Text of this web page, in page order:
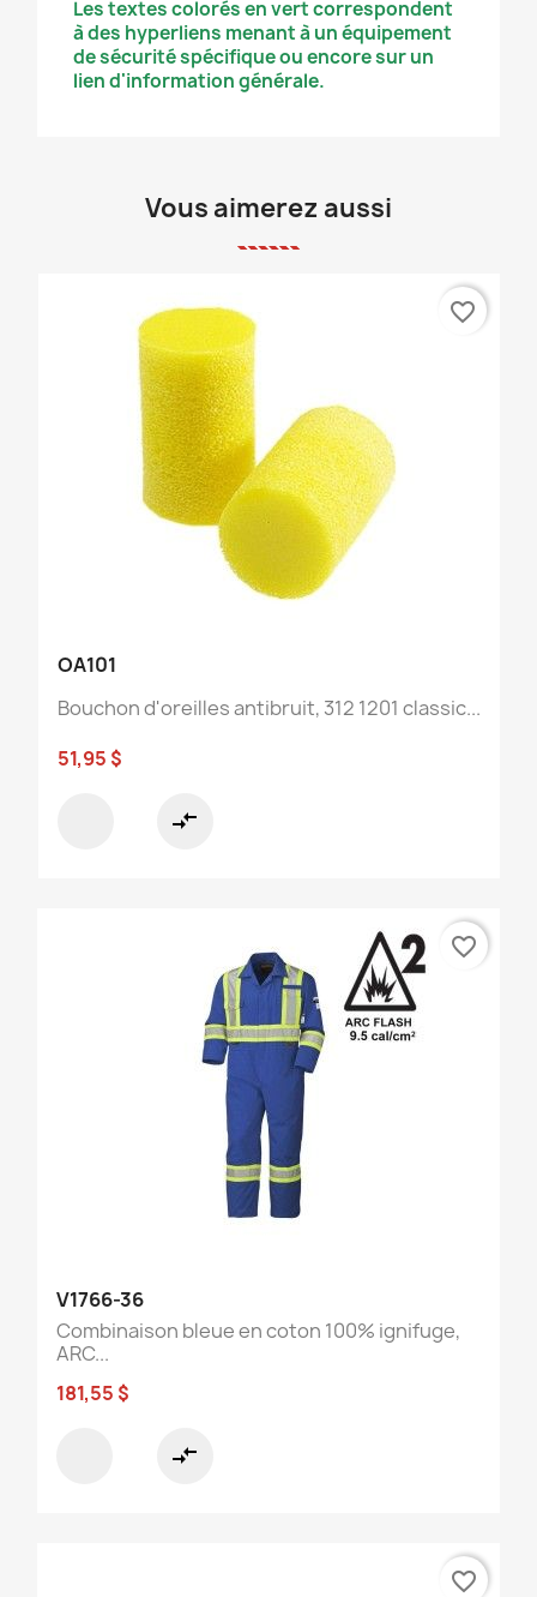
Les textes colorés en vert correspondent
à des hyperliens menant à un équipement
de sécurité spécifique ou encore sur un
lien d'information générale.
Vous aimerez aussi
OA101
Bouchon d'oreilles antibruit, 312 1201 classic...
51,95 $
compare_arrows
favorite_border
V1766-36
Combinaison bleue en coton 100% ignifuge,
ARC...
181,55 $
compare_arrows
favorite_border
favorite_border